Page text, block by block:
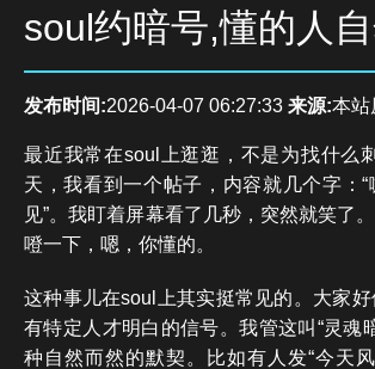
soul约暗号,懂的人
发布时间:2026-04-07 06:27:33 来源:本站
最近我常在soul上逛逛，不是为找什么
天，我看到一个帖子，内容就几个字：
见”。我盯着屏幕看了几秒，突然就笑了
噔一下，嗯，你懂的。
这种事儿在soul上其实挺常见的。大家
有特定人才明白的信号。我管这叫“灵魂
种自然而然的默契。比如有人发“今天